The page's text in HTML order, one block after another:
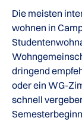
Die meisten
wohnen in
dringend
oder ein WG-
schnell